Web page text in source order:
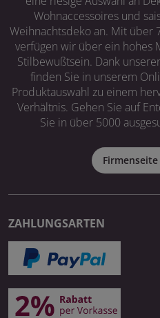
Wohnaccessoires und
Weihnachtsdeko an. Mit über
verfügen wir über ein hohes
Stilbewußtsein. Dank
finden Sie in unserem
Produktauswahl zu einem
Verhältnis. Gehen Sie auf
Sie in über 5000
ZAHLUNGSARTEN